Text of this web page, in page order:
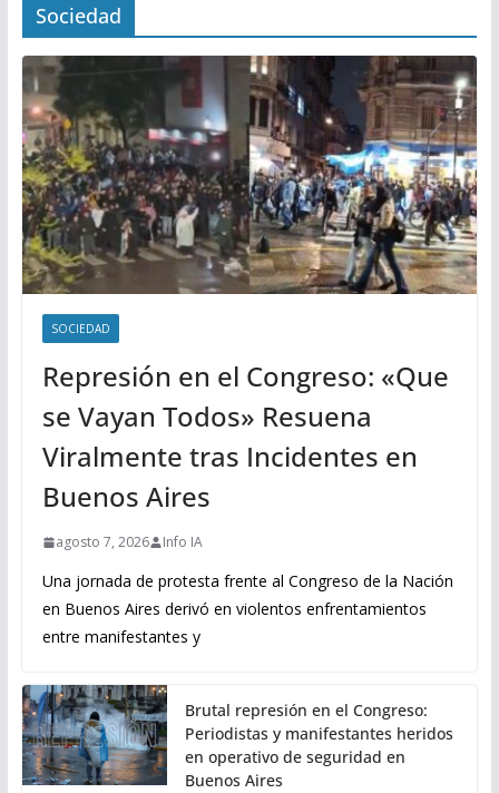
Sociedad
SOCIEDAD
Represión en el Congreso: «Que
se Vayan Todos» Resuena
Viralmente tras Incidentes en
Buenos Aires
agosto 7, 2026 Info IA
Una jornada de protesta frente al Congreso de la Nación
en Buenos Aires derivó en violentos enfrentamientos
entre manifestantes y
Brutal represión en el Congreso:
Periodistas y manifestantes heridos
en operativo de seguridad en
Buenos Aires